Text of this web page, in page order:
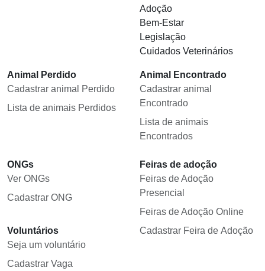
Adoção
Bem-Estar
Legislação
Cuidados Veterinários
Animal Perdido
Cadastrar animal Perdido
Lista de animais Perdidos
Animal Encontrado
Cadastrar animal
Encontrado
Lista de animais
Encontrados
ONGs
Ver ONGs
Cadastrar ONG
Voluntários
Seja um voluntário
Cadastrar Vaga
Feiras de adoção
Feiras de Adoção
Presencial
Feiras de Adoção Online
Cadastrar Feira de Adoção